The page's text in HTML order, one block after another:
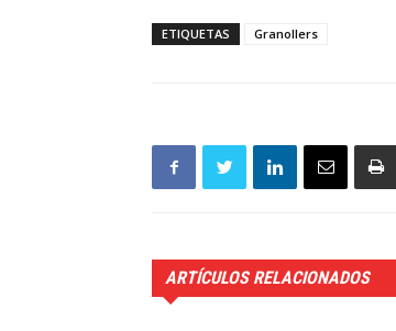
ETIQUETAS Granollers
ARTÍCULOS RELACIONADOS